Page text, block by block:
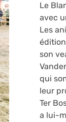
Le
avec
Les
son
qui
leur
Ter
a lui-